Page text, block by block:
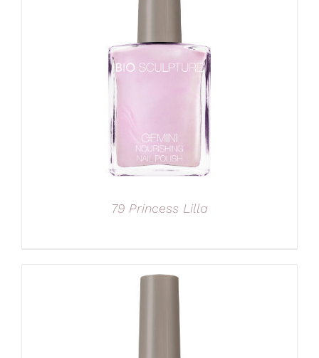
79 Princess Lilla